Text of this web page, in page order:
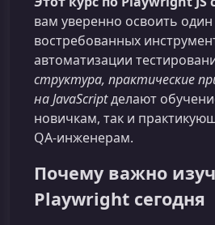
вам уверенно освоить
востребованных
автоматизации
структура, практические
на JavaScriptделают
новичкам, так и
QA‑инженерам.
Почему важно
Playwright сегодня